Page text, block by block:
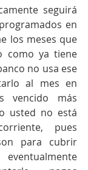
seguirá
en
los meses que
como ya tiene
no usa ese
al mes en
vencido más
usted no está
pues
para cubrir